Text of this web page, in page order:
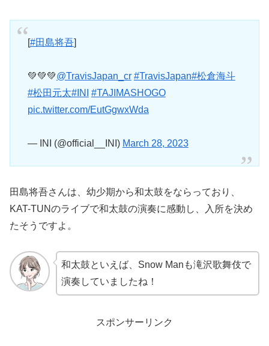
[#田島将吾]
💚💚💚@TravisJapan_cr #TravisJapan#松倉海斗
#松田元太#INI
#TAJIMASHOGO
pic.twitter.com/EutGgwxWda
— INI (@official__INI) March 28, 2023
田島将吾さんは、幼少期から和太鼓をならっており、
KAT-TUNのライブで和太鼓の演奏に感動し、入所を決め
たそうですよ。
和太鼓といえば、Snow Manも滝沢歌舞伎で
演奏していましたね！
スポンサーリンク